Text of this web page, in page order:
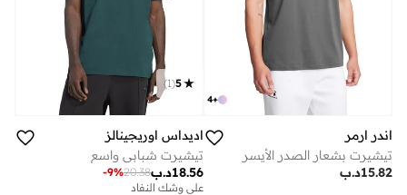
+
4
اندر ارمر
تيشيرت بشعار الصدر الأيسر
د.ب15.82
5
(
1
)
اديداس اوريجينالز
تيشيرت شبابي واسع
د.ب18.56
20.38
-9%
على وشك النفاد